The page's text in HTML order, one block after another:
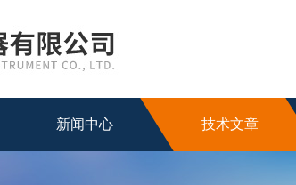
新闻中心 技术文章